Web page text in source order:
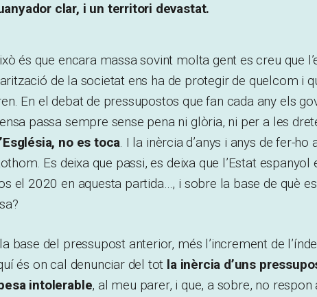
clar, i un territori devastat.
és que encara massa sovint molta gent es creu que
de la societat ens ha de protegir de quelcom i
En el debat de pressupostos que fan cada any els
passa sempre sense pena ni glòria, ni per a les
no es toca. I la inèrcia d’anys i anys de fer-ho
Es deixa que passi, es deixa que l’Estat espanyol
el 2020 en aquesta partida…, i sobre la base de què
base del pressupost anterior, més l’increment de
és on cal denunciar del tot la inèrcia d’uns
intolerable, al meu parer, i que, a sobre, no respon